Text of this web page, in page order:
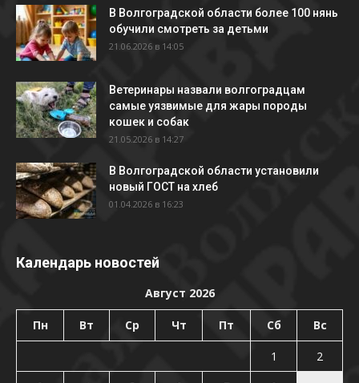
В Волгоградской области более 100 нянь
обучили смотреть за детьми
21.06.2026 в 14:05
Ветеринары назвали волгоградцам
самые уязвимые для жары породы
кошек и собак
21.05.2026 в 14:27
В Волгоградской области установили
новый ГОСТ на хлеб
01.04.2026 в 16:23
Календарь новостей
Август 2026
Пн Вт Ср Чт Пт Сб Вс
1
2